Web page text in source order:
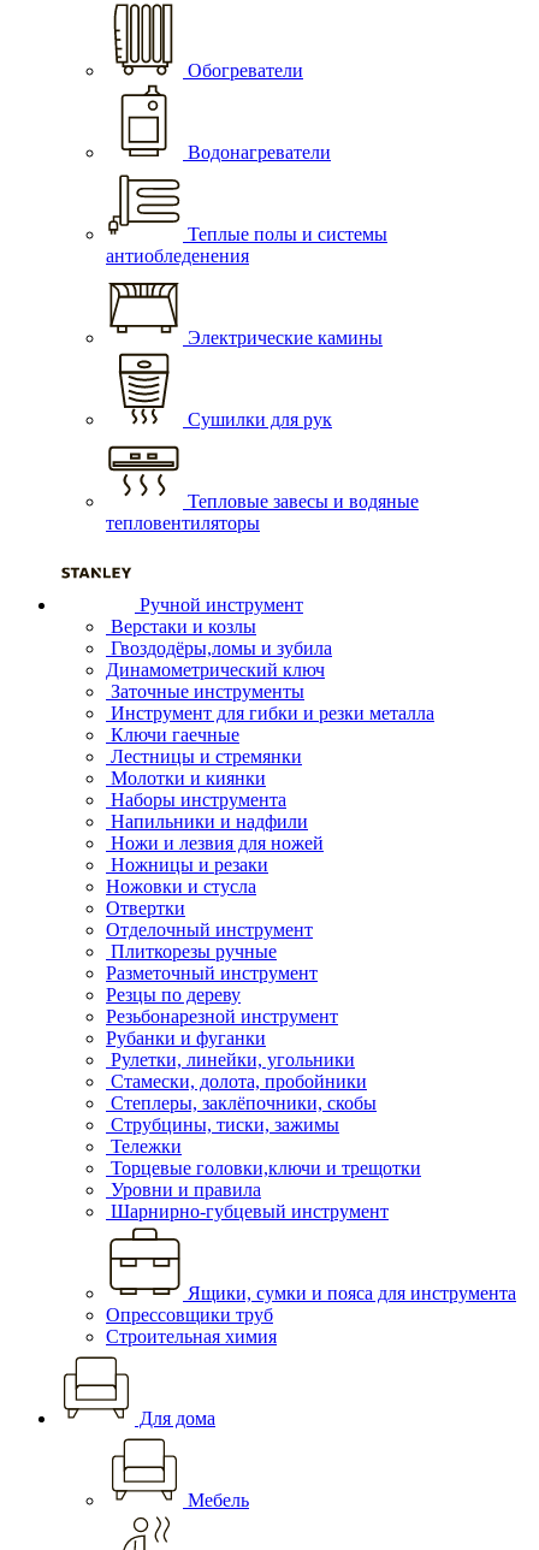
Обогреватели
Водонагреватели
Теплые полы и системы
антиобледенения
Электрические камины
Сушилки для рук
Тепловые завесы и водяные
тепловентиляторы
Ручной инструмент
Верстаки и козлы
Гвоздодёры,ломы и зубила
Динамометрический ключ
Заточные инструменты
Инструмент для гибки и резки металла
Ключи гаечные
Лестницы и стремянки
Молотки и киянки
Наборы инструмента
Напильники и надфили
Ножи и лезвия для ножей
Ножницы и резаки
Ножовки и стусла
Отвертки
Отделочный инструмент
Плиткорезы ручные
Разметочный инструмент
Резцы по дереву
Резьбонарезной инструмент
Рубанки и фуганки
Рулетки, линейки, угольники
Стамески, долота, пробойники
Степлеры, заклёпочники, скобы
Струбцины, тиски, зажимы
Тележки
Торцевые головки,ключи и трещотки
Уровни и правила
Шарнирно-губцевый инструмент
Ящики, сумки и пояса для инструмента
Опрессовщики труб
Строительная химия
Для дома
Мебель